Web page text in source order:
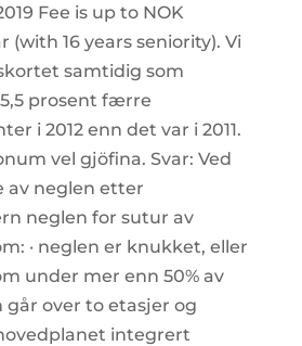
Fee is up to NOK
(with 16 years seniority). Vi
samtidig som
5,5 prosent færre
i 2012 enn det var i 2011.
vel gjöfina. Svar: Ved
av neglen etter
neglen for sutur av
· neglen er knukket, eller
under mer enn 50% av
går over to etasjer og
integrert